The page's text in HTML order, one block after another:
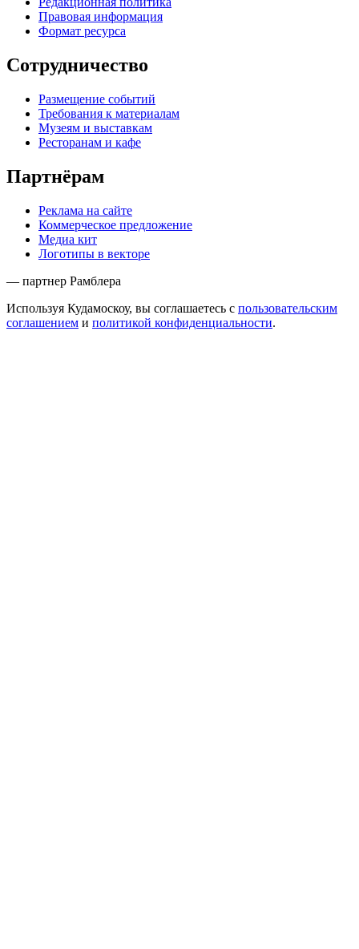
Правовая информация
Формат ресурса
Сотрудничество
Размещение событий
Требования к материалам
Музеям и выставкам
Ресторанам и кафе
Партнёрам
Реклама на сайте
Коммерческое предложение
Медиа кит
Логотипы в векторе
— партнер Рамблера
Используя Кудамоскоу, вы соглашаетесь с пользовательским
соглашением и политикой конфиденциальности.